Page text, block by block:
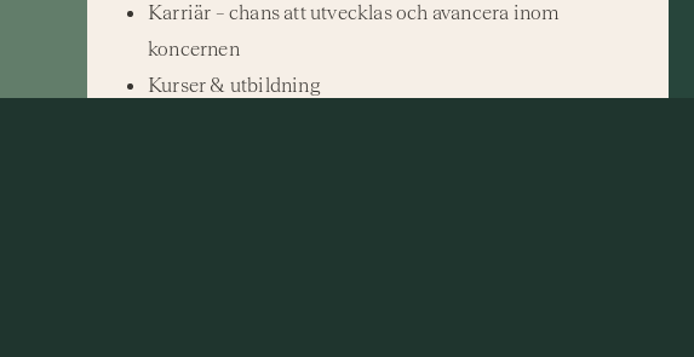
Karriär – chans att utvecklas och avancera inom
koncernen
Kurser & utbildning